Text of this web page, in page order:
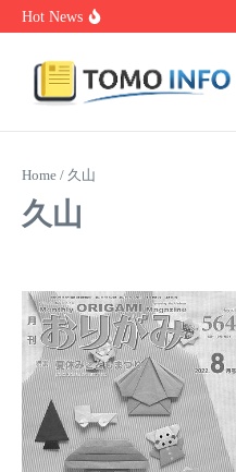
Skip to content
Hot News
Nakrutka Instagram
Home / 久山
久山